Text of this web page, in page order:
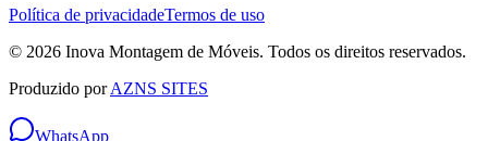
Política de privacidadeTermos de uso
© 2026 Inova Montagem de Móveis. Todos os direitos reservados.
Produzido porAZNS SITES
WhatsApp